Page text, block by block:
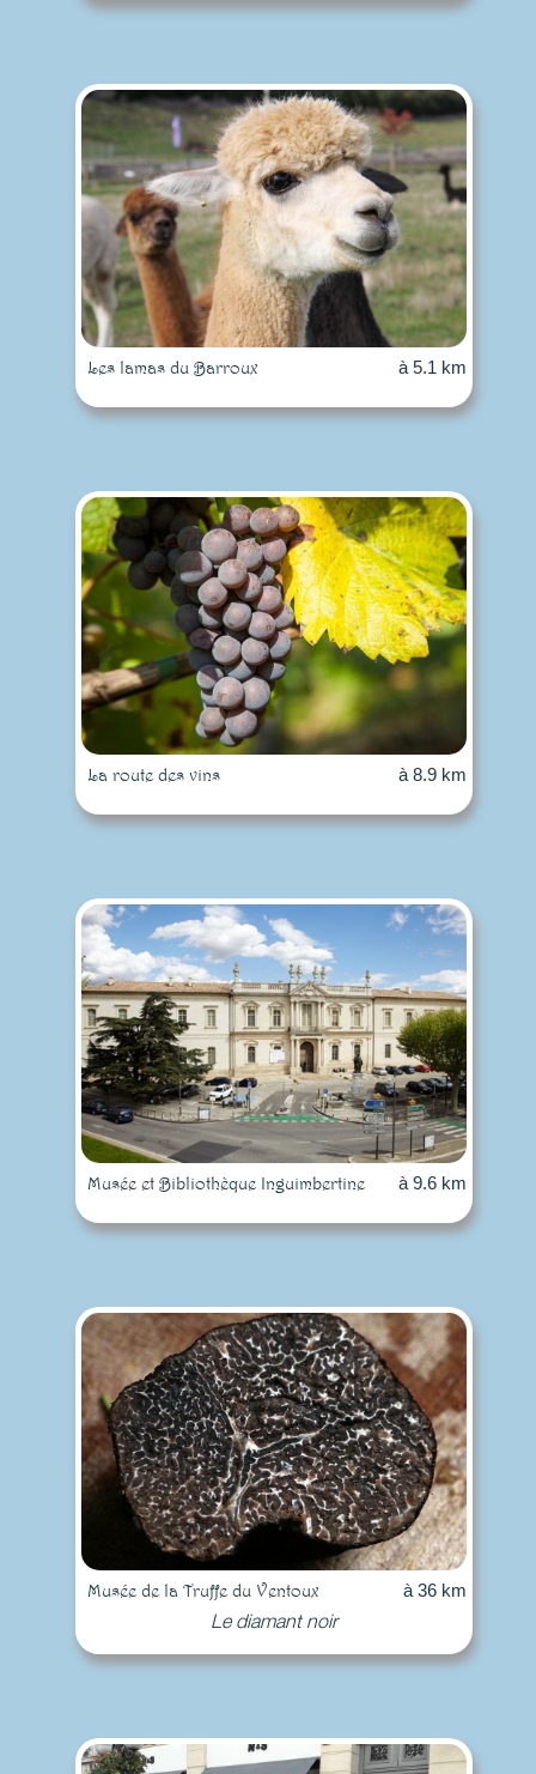
Les lamas du Barroux à 5.1 km
La route des vins à 8.9 km
Musée et Bibliothèque Inguimbertine à 9.6 km
Musée de la Truffe du Ventoux à 36 km
Le diamant noir